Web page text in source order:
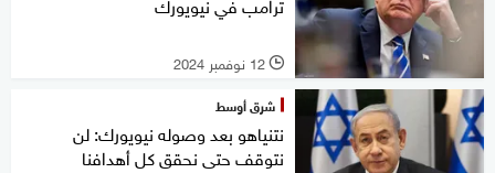
l 12 نوفمبر 2024
شرق أوسط
نتنياهو بعد وصوله نيويورك: لن
نتوقف حتى نحقق كل أهدافنا